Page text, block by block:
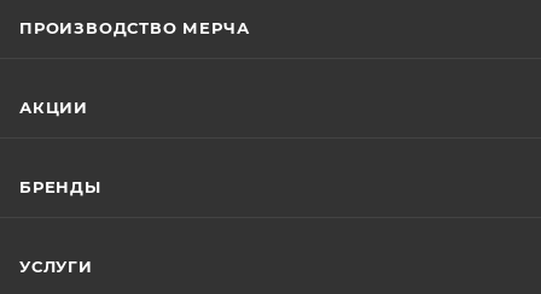
ПРОИЗВОДСТВО МЕРЧА
АКЦИИ
БРЕНДЫ
УСЛУГИ